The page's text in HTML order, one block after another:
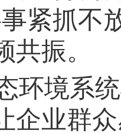
紧抓不
共振。
环境系
企业群